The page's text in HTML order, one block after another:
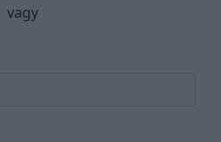
vagy